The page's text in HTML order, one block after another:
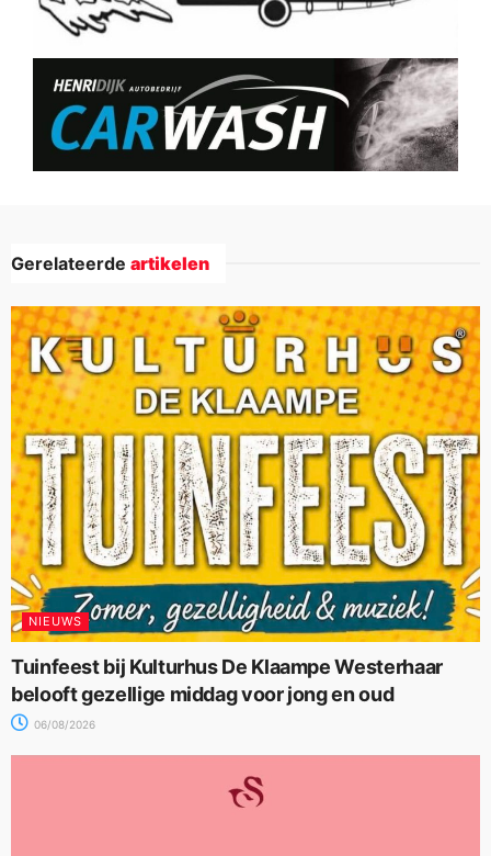
Gerelateerde artikelen
NIEUWS
Tuinfeest bij Kulturhus De Klaampe Westerhaar
belooft gezellige middag voor jong en oud
06/08/2026